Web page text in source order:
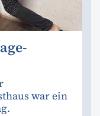
war ein